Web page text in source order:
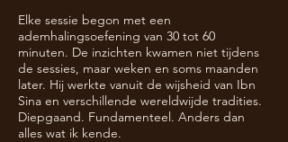
Elke sessie begon met een
ademhalingsoefening van 30 tot 60
minuten. De inzichten kwamen niet tijdens
de sessies, maar weken en soms maanden
later. Hij werkte vanuit de wijsheid van Ibn
Sina en verschillende wereldwijde tradities.
Diepgaand. Fundamenteel. Anders dan
alles wat ik kende.